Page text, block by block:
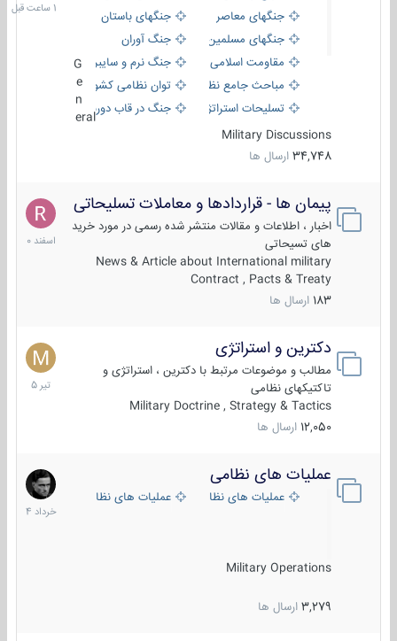
جنگهای معاصر
جنگهای باستان
جنگهای مسلمین
جنگ آوران
مقاومت اسلامی
جنگ نرم و سایبری
مباحث جامع نظامی
توان نظامی کشورها
تسلیحات استراتژیک
جنگ در قاب دوربین
eral
Military Discussions
34,748 ارسال ها
قبل
پیمان ها - قراردادها و معاملات تسلیحاتی
اخبار ، اطلاعات و مقالات منتشر شده رسمی در مورد خرید
های تسیحاتی
News & Article about International military
Contract , Pacts & Treaty
183 ارسال ها
7
اسفند
1400
دکترین و استراتژی
مطالب و موضوعات مرتبط با دکترین ، استراتژی و
تاکتیکهای نظامی
Military Doctrine , Strategy & Tactics
12,050 ارسال ها
27
تیر
1405
عملیات های نظامی
عملیات های نظامی ایرانعملیات های نظامی خارجی
Military Operations
3,279 ارسال ها
5
خرداد
1404